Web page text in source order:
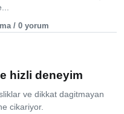
/ 0 yorum
hizli deneyim
ve dikkat dagitmayan
cikariyor.